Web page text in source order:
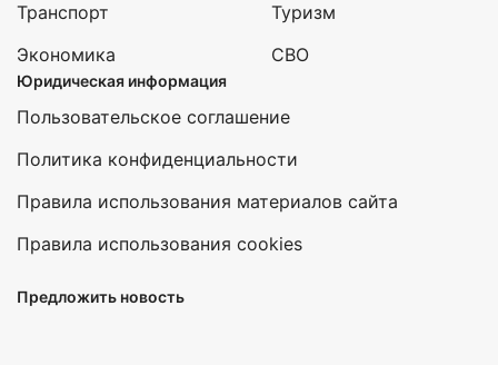
Транспорт
Экономика
Туризм
СВО
Юридическая информация
Пользовательское соглашение
Политика конфиденциальности
Правила использования материалов сайта
Правила использования cookies
Предложить новость